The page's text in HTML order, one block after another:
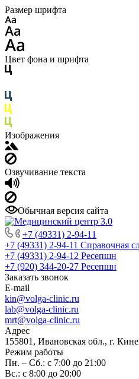
Размер шрифта
Цвет фона и шрифта
Изображения
Озвучивание текста
Обычная версия сайта
+7 (49331) 2-94-11
+7 (49331) 2-94-11 Справочная
+7 (49331) 2-94-12 Ресепшн
+7 (920) 344-20-27 Ресепшн
Заказать звонок
E-mail
kin@volga-clinic.ru
lab@volga-clinic.ru
mrt@volga-clinic.ru
Адрес
155801, Ивановская обл., г.
Режим работы
Пн. – Сб.: с 7:00 до 21:00
Вс.: с 8:00 до 20:00